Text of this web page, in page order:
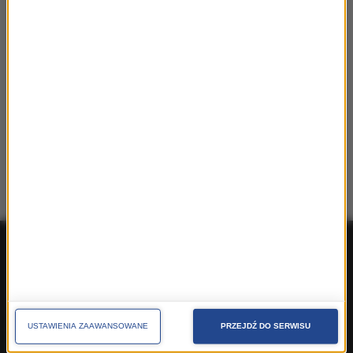
Dla prasy
Kontakt
Cenniki
Reklama polityczna
USTAWIENIA ZAAWANSOWANE PRZEJDŹ DO SERWISU